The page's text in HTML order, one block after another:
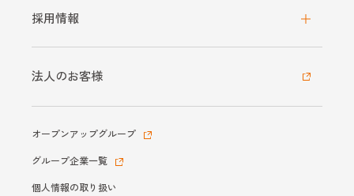
採用情報
法人のお客様
オープンアップグループ
グループ企業一覧
個人情報の取り扱い